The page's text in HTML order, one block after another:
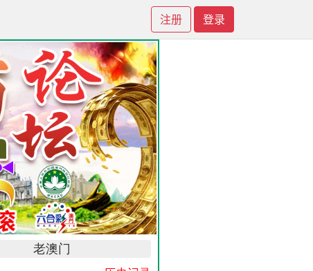
注册 登录